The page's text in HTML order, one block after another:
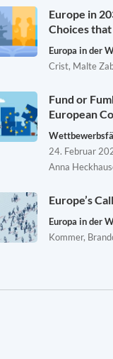
Europe in
Choices
Europa in der
Crist, Malte
Fund or
European
24. Februar
Anna
Europe’s
Europa in der
Kommer,